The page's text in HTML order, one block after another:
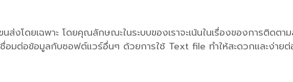
ส่งโดยเฉพาะ โดยคุณลักษณะในระบบของเราจะเน้นในเรื่องของการติดตา
มต่อข้อมูลกับซอฟต์แวร์อื่นๆ ด้วยการใช้ Text file ทำให้สะดวกและง่ายต่